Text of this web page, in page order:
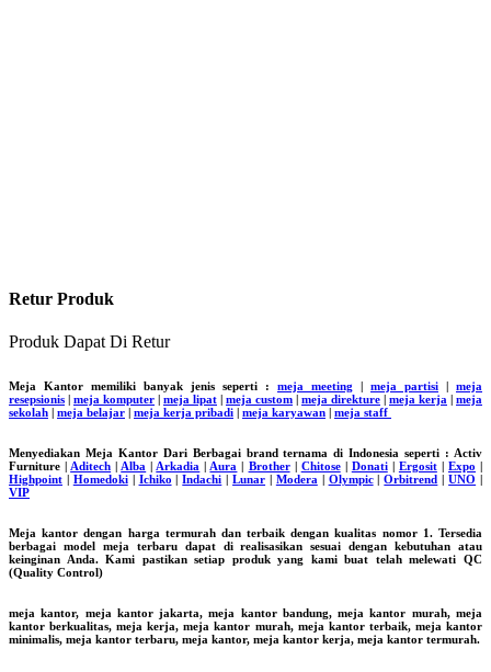
Retur Produk
Produk Dapat Di Retur
Meja Kantor memiliki banyak jenis seperti : meja meeting meja partisi
meja
resepsionis
meja komputer meja lipat meja custom meja direkture meja kerja
meja
sekolah
meja belajar meja kerja pribadi meja karyawan meja staff
Menyediakan Meja Kantor Dari Berbagai brand ternama di Indonesia seperti : Activ
Furniture | Aditech Alba Arkadia Aura Brother| Chitose| Donati| Ergosit| Expo
Highpoint
Homedoki| Ichiko |Indachi |Lunar Modera Olympic|Orbitrend |UNO
VIP
Meja kantor dengan harga termurah dan terbaik dengan kualitas nomor 1. Tersedia
berbagai model meja terbaru dapat di realisasikan sesuai dengan kebutuhan atau
keinginan Anda. Kami pastikan setiap produk yang kami buat telah melewati QC
(Quality Control)
meja kantor, meja kantor jakarta, meja kantor bandung, meja kantor murah, meja
kantor berkualitas, meja kerja, meja kantor murah, meja kantor terbaik, meja kantor
minimalis, meja kantor terbaru, meja kantor, meja kantor kerja, meja kantor termurah.